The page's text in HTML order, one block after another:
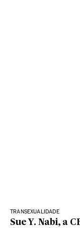
TRANSEXUALIDADE
Sue Y. Nabi, a